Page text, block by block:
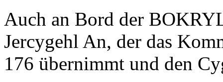
Auch an Bord der
Jercygehl An, der das
176 übernimmt und den